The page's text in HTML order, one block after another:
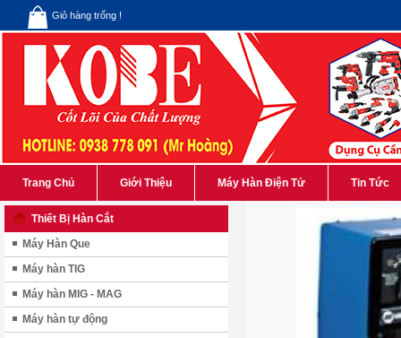
Giỏ hàng trống !
Trang Chủ Giới Thiệu Máy Hàn Điện Tử Tin Tức
Thiết Bị Hàn Cắt
Máy Hàn Que
Máy hàn TIG
Máy hàn MIG - MAG
Máy hàn tự động